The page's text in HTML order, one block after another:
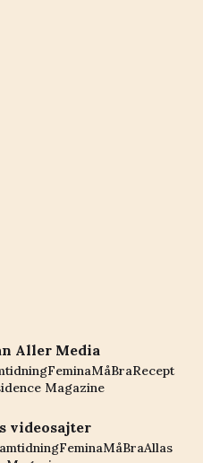
Aller Media
FeminaMåBraRecept
Magazine
videosajter
FeminaMåBraAllas